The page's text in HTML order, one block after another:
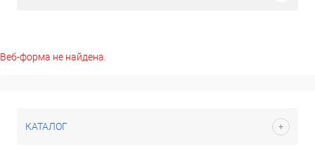
Веб-форма не найдена.
КАТАЛОГ